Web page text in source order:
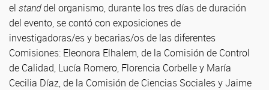
el standdel organismo, durante los tres días de duración
del evento, se contó con exposiciones de
investigadoras/es y becarias/os de las diferentes
Comisiones: Eleonora Elhalem, de la Comisión de Control
de Calidad, Lucía Romero, Florencia Corbelle y María
Cecilia Díaz, de la Comisión de Ciencias Sociales y Jaime